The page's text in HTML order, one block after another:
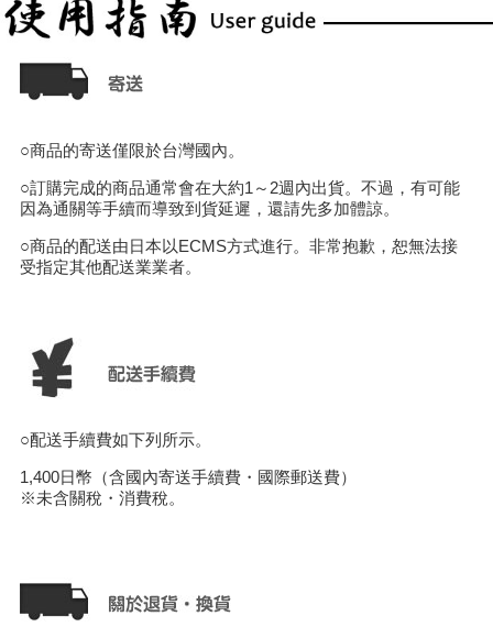
○商品的寄送僅限於台灣國內。
○訂購完成的商品通常會在大約1～2週內出貨。不過，有可能
因為通關等手續而導致到貨延遲，還請先多加體諒。
○商品的配送由日本以ECMS方式進行。非常抱歉，恕無法接
受指定其他配送業業者。
○配送手續費如下列所示。
1,400日幣（含國內寄送手續費・國際郵送費）
※未含關稅・消費稅。